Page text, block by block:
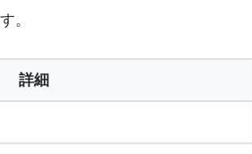
。
詳細